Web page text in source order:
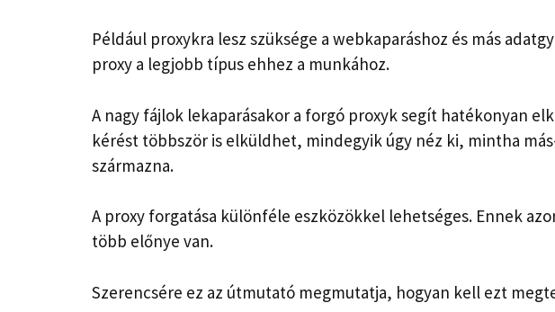
Például proxykra lesz szüksége a webkaparáshoz és más
proxy a legjobb típus ehhez a munkához.
A nagy fájlok lekaparásakor a forgó proxyk segít hatékonyan
kérést többször is elküldhet, mindegyik úgy néz ki, mintha
származna.
A proxy forgatása különféle eszközökkel lehetséges. Ennek
több előnye van.
Szerencsére ez az útmutató megmutatja, hogyan kell ezt